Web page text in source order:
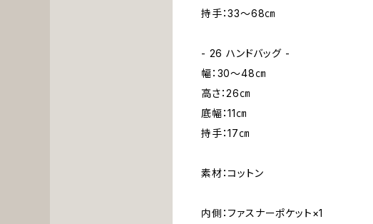
持手：33～68㎝
- 26 ハンドバッグ -
幅：30～48㎝
高さ：26㎝
底幅：11㎝
持手：17㎝
素材：コットン
内側：ファスナーポケット×1